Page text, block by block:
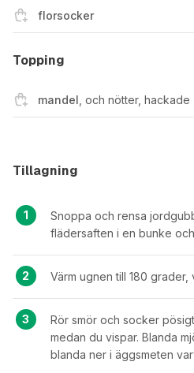
florsocker
Topping
mandel och nötter, hackade
Tillagning
Snoppa och rensa
flädersaften i en bunke
Värm ugnen till 180 grader,
Rör smör och socker
medan du vispar. Blanda
blanda ner i äggsmeten